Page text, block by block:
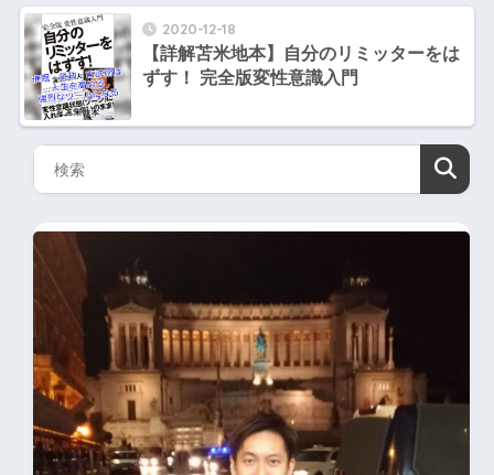
2020-12-18
【詳解苫米地本】自分のリミッターをは
ずす！ 完全版変性意識入門